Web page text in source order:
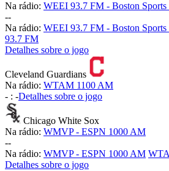
Na rádio: WEEI 93.7 FM - Boston Sports
--
Na rádio: WEEI 93.7 FM - Boston Sports
93.7 FM
Detalhes sobre o jogo
Cleveland Guardians
Na rádio: WTAM 1100 AM
- : -Detalhes sobre o jogo
Chicago White Sox
Na rádio: WMVP - ESPN 1000 AM
--
Na rádio: WMVP - ESPN 1000 AM
Detalhes sobre o jogo